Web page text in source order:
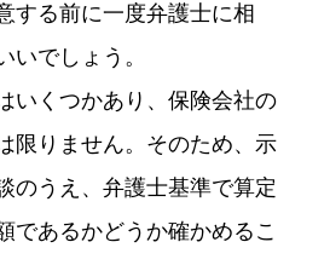
する前に一度弁護士に相
いでしょう。
いくつかあり、保険会社の
限りません。そのため、示
のうえ、弁護士基準で算定
であるかどうか確かめるこ